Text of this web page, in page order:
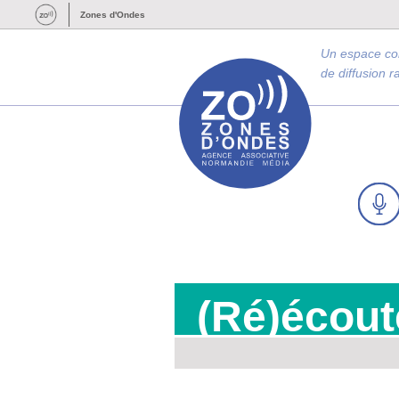
Zones d'Ondes
Un espace
de diffusion